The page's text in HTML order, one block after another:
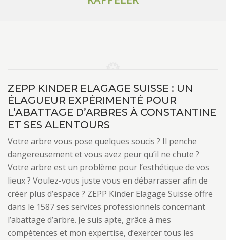
ZEPP KINDER ELAGAGE SUISSE : UN
ÉLAGUEUR EXPÉRIMENTÉ POUR
L’ABATTAGE D’ARBRES À CONSTANTINE
ET SES ALENTOURS
Votre arbre vous pose quelques soucis ? Il penche
dangereusement et vous avez peur qu’il ne chute ?
Votre arbre est un problème pour l’esthétique de vos
lieux ? Voulez-vous juste vous en débarrasser afin de
créer plus d’espace ? ZEPP Kinder Elagage Suisse offre
dans le 1587 ses services professionnels concernant
l’abattage d’arbre. Je suis apte, grâce à mes
compétences et mon expertise, d’exercer tous les